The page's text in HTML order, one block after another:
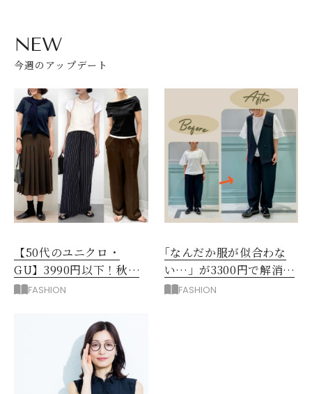
NEW
今週のアップデート
【50代のユニクロ・
GU】3990円以下！秋ま
ではける涼しげボトムス3
FASHION
｢なんだか服が似合わな
い…」が3300円で解消！
阪神梅田のサービスが神
FASHION